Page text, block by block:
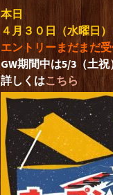
本日
４月３０日（水曜日
エントリーまだまだ受
GW期間中は5/3（土
詳しくはこちら